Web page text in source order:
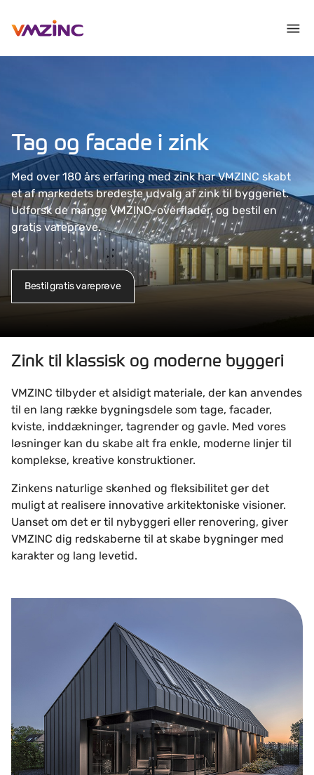
Tag og facade i zink
Med over 180 års erfaring med zink har VMZINC skabt
et af markedets bredeste udvalg af zink til byggeriet.
Udforsk de mange VMZINC-overflader, og bestil en
gratis vareprøve.
Bestil gratis vareprøve
Zink til klassisk og moderne byggeri
VMZINC tilbyder et alsidigt materiale, der kan anvendes
til en lang række bygningsdele som tage, facader,
kviste, inddækninger, tagrender og gavle. Med vores
løsninger kan du skabe alt fra enkle, moderne linjer til
komplekse, kreative konstruktioner.
Zinkens naturlige skønhed og fleksibilitet gør det
muligt at realisere innovative arkitektoniske visioner.
Uanset om det er til nybyggeri eller renovering, giver
VMZINC dig redskaberne til at skabe bygninger med
karakter og lang levetid.